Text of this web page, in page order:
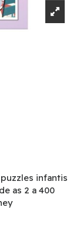
infantis
as 2 a 400